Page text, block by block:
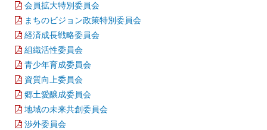
会員拡大特別委員会
まちのビジョン政策特別委員会
経済成長戦略委員会
組織活性委員会
青少年育成委員会
資質向上委員会
郷土愛醸成委員会
地域の未来共創委員会
渉外委員会